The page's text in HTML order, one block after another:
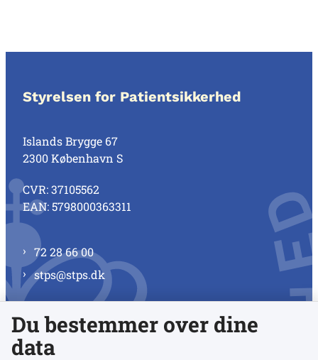
Styrelsen for Patientsikkerhed
Islands Brygge 67
2300 København S
CVR: 37105562
EAN: 5798000363311
72 28 66 00
stps@stps.dk
Se alle kontaktnumre
Du bestemmer over dine
data